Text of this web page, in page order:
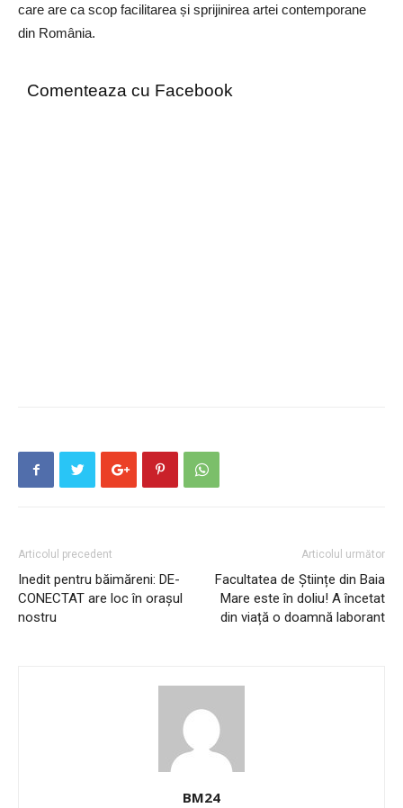
care are ca scop facilitarea și sprijinirea artei contemporane
din România.
Comenteaza cu Facebook
Articolul precedent
Inedit pentru băimăreni: DE-
CONECTAT are loc în orașul
nostru
Articolul următor
Facultatea de Științe din Baia
Mare este în doliu! A încetat
din viață o doamnă laborant
BM24